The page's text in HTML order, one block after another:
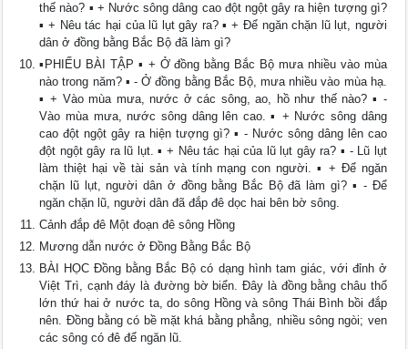
thế nào? ▪ + Nước sông dâng cao đột ngột gây ra hiện tượng gì?
▪ + Nêu tác hại của lũ lụt gây ra? ▪ + Để ngăn chặn lũ lụt, người
dân ở đồng bằng Bắc Bộ đã làm gì?
▪PHIẾU BÀI TẬP ▪ + Ở đồng bằng Bắc Bộ mưa nhiều vào mùa
nào trong năm? ▪ - Ở đồng bằng Bắc Bộ, mưa nhiều vào mùa hạ.
▪ + Vào mùa mưa, nước ở các sông, ao, hồ như thế nào? ▪ -
Vào mùa mưa, nước sông dâng lên cao. ▪ + Nước sông dâng
cao đột ngột gây ra hiện tượng gì? ▪ - Nước sông dâng lên cao
đột ngột gây ra lũ lụt. ▪ + Nêu tác hại của lũ lụt gây ra? ▪ - Lũ lụt
làm thiệt hại về tài sản và tính mạng con người. ▪ + Để ngăn
chặn lũ lụt, người dân ở đồng bằng Bắc Bộ đã làm gì? ▪ - Để
ngăn chặn lũ, người dân đã đắp đê dọc hai bên bờ sông.
Cảnh đắp đê Một đoạn đê sông Hồng
Mương dẫn nước ở Đồng Bằng Bắc Bộ
BÀI HỌC Đồng bằng Bắc Bộ có dạng hình tam giác, với đỉnh ở
Việt Trì, cạnh đáy là đường bờ biển. Đây là đồng bằng châu thổ
lớn thứ hai ở nước ta, do sông Hồng và sông Thái Bình bồi đắp
nên. Đồng bằng có bề mặt khá bằng phẳng, nhiều sông ngòi; ven
các sông có đê để ngăn lũ.